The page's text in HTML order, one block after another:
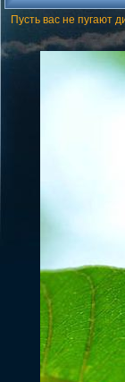
Пусть вас не пугают